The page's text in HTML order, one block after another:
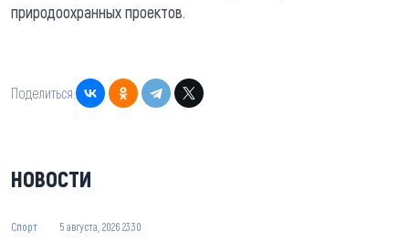
природоохранных проектов.
Поделиться:
НОВОСТИ
Спорт 5 августа, 2026 23:30